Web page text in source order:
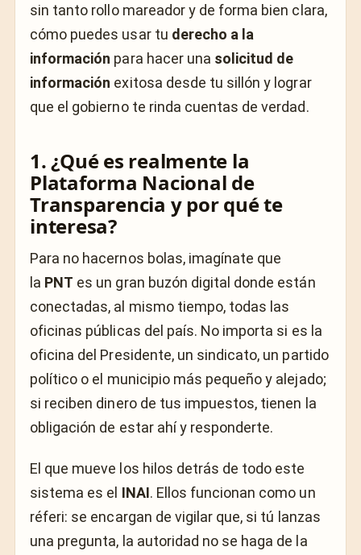
sin tanto rollo mareador y de forma bien clara,
cómo puedes usar tu derecho a la
información para hacer una solicitud de
información exitosa desde tu sillón y lograr
que el gobierno te rinda cuentas de verdad.
1. ¿Qué es realmente la
Plataforma Nacional de
Transparencia y por qué te
interesa?
Para no hacernos bolas, imagínate que
la PNT es un gran buzón digital donde están
conectadas, al mismo tiempo, todas las
oficinas públicas del país. No importa si es la
oficina del Presidente, un sindicato, un partido
político o el municipio más pequeño y alejado;
si reciben dinero de tus impuestos, tienen la
obligación de estar ahí y responderte.
El que mueve los hilos detrás de todo este
sistema es el INAI. Ellos funcionan como un
réferi: se encargan de vigilar que, si tú lanzas
una pregunta, la autoridad no se haga de la